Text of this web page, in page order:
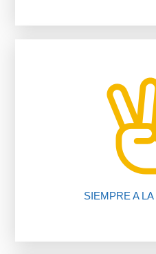
SIEMPRE A
Te ahorramos
nuestros